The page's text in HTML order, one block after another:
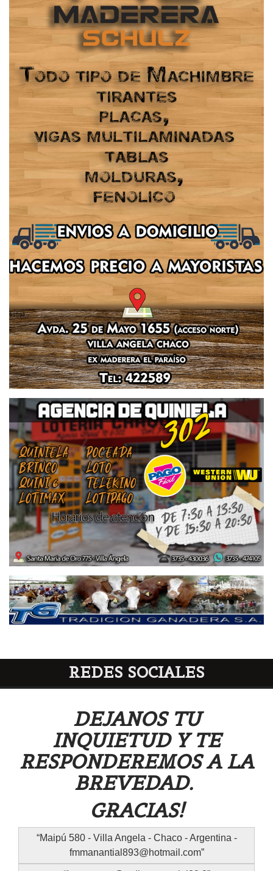
REDES SOCIALES
DEJANOS TU
INQUIETUD Y TE
RESPONDEREMOS A LA
BREVEDAD.
GRACIAS!
Maipú 580 - Villa Angela - Chaco - Argentina -
fmmanantial893@hotmail.com